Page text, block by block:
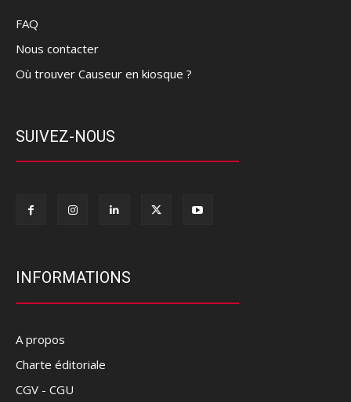
FAQ
Nous contacter
Où trouver Causeur en kiosque ?
SUIVEZ-NOUS
INFORMATIONS
A propos
Charte éditoriale
CGV - CGU